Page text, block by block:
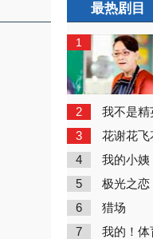
最热剧目
1
2 我不是精
3 花谢花飞
4 我的小姨
5 极光之恋
6 猎场
7 我的！体